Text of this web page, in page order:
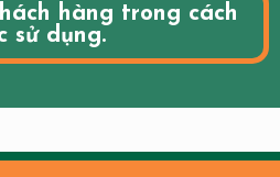
hàng trong cách
sử dụng.